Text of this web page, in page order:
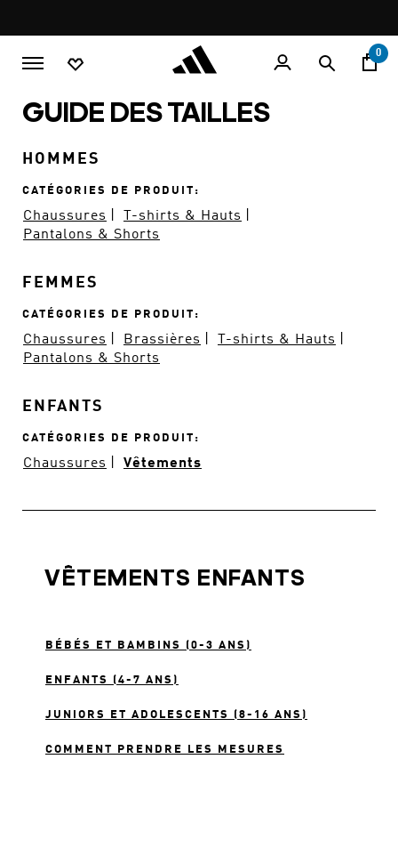
promotion
rotation
0
GUIDE DES TAILLES
HOMMES
CATÉGORIES DE PRODUIT
Chaussures
T-shirts & Hauts
Pantalons & Shorts
FEMMES
CATÉGORIES DE PRODUIT
Chaussures Brassières
T-shirts & Hauts
Pantalons & Shorts
ENFANTS
CATÉGORIES DE PRODUIT
Chaussures Vêtements
VÊTEMENTS ENFANTS
BÉBÉS ET BAMBINS (0-3 ANS)
ENFANTS (4-7 ANS)
JUNIORS ET ADOLESCENTS (8-16 ANS)
COMMENT PRENDRE LES MESURES